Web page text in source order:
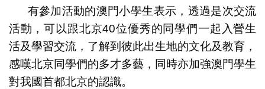
有參加活動的澳門小學生表示，透過是次交流
活動，可以跟北京40位優秀的同學們一起入營生
活及學習交流，了解到彼此出生地的文化及教育，
感嘆北京同學們的多才多藝，同時亦加強澳門學生
對我國首都北京的認識。